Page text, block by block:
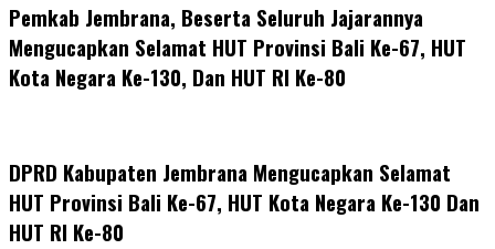
Pemkab Jembrana, Beserta Seluruh Jajarannya
Mengucapkan Selamat HUT Provinsi Bali Ke-67, HUT
Kota Negara Ke-130, Dan HUT RI Ke-80
DPRD Kabupaten Jembrana Mengucapkan Selamat
HUT Provinsi Bali Ke-67, HUT Kota Negara Ke-130 Dan
HUT RI Ke-80